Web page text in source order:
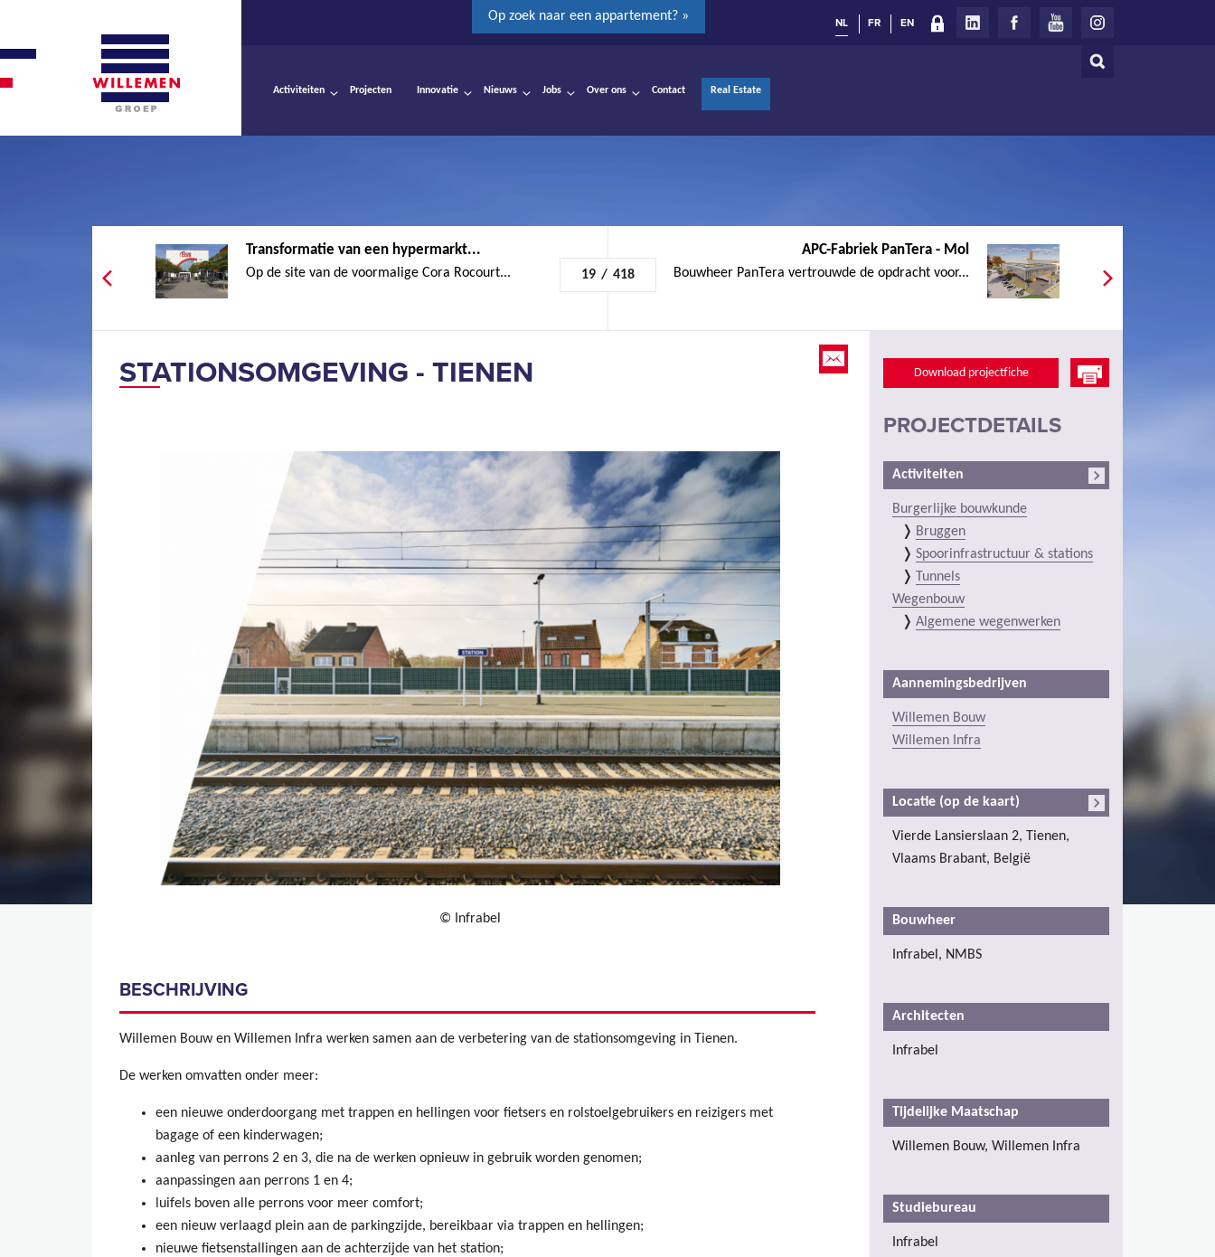
Op zoek naar een appartement? »
Zoeken
NL FR EN
Activiteiten Projecten Innovatie Nieuws Jobs Over ons Contact Real Estate
Transformatie van een hypermarkt...
Op de site van de voormalige Cora Rocourt... 19 / 418
APC-Fabriek PanTera - Mol
Bouwheer PanTera vertrouwde de opdracht voor...
STATIONSOMGEVING - TIENEN
© Infrabel
BESCHRIJVING
Willemen Bouw en Willemen Infra werken samen aan de verbetering van de stationsomgeving in Tienen.
De werken omvatten onder meer:
een nieuwe onderdoorgang met trappen en hellingen voor fietsers en rolstoelgebruikers en reizigers met
bagage of een kinderwagen;
aanleg van perrons 2 en 3, die na de werken opnieuw in gebruik worden genomen;
aanpassingen aan perrons 1 en 4;
luifels boven alle perrons voor meer comfort;
een nieuw verlaagd plein aan de parkingzijde, bereikbaar via trappen en hellingen;
nieuwe fietsenstallingen aan de achterzijde van het station;
Download projectfiche
PROJECTDETAILS
Activiteiten
Burgerlijke bouwkunde
Bruggen
Spoorinfrastructuur & stations
Tunnels
Wegenbouw
Algemene wegenwerken
Aannemingsbedrijven
Willemen Bouw
Willemen Infra
Locatie (op de kaart)
Vierde Lansierslaan 2, Tienen,
Vlaams Brabant, België
Bouwheer
Infrabel, NMBS
Architecten
Infrabel
Tijdelijke Maatschap
Willemen Bouw, Willemen Infra
Studiebureau
Infrabel